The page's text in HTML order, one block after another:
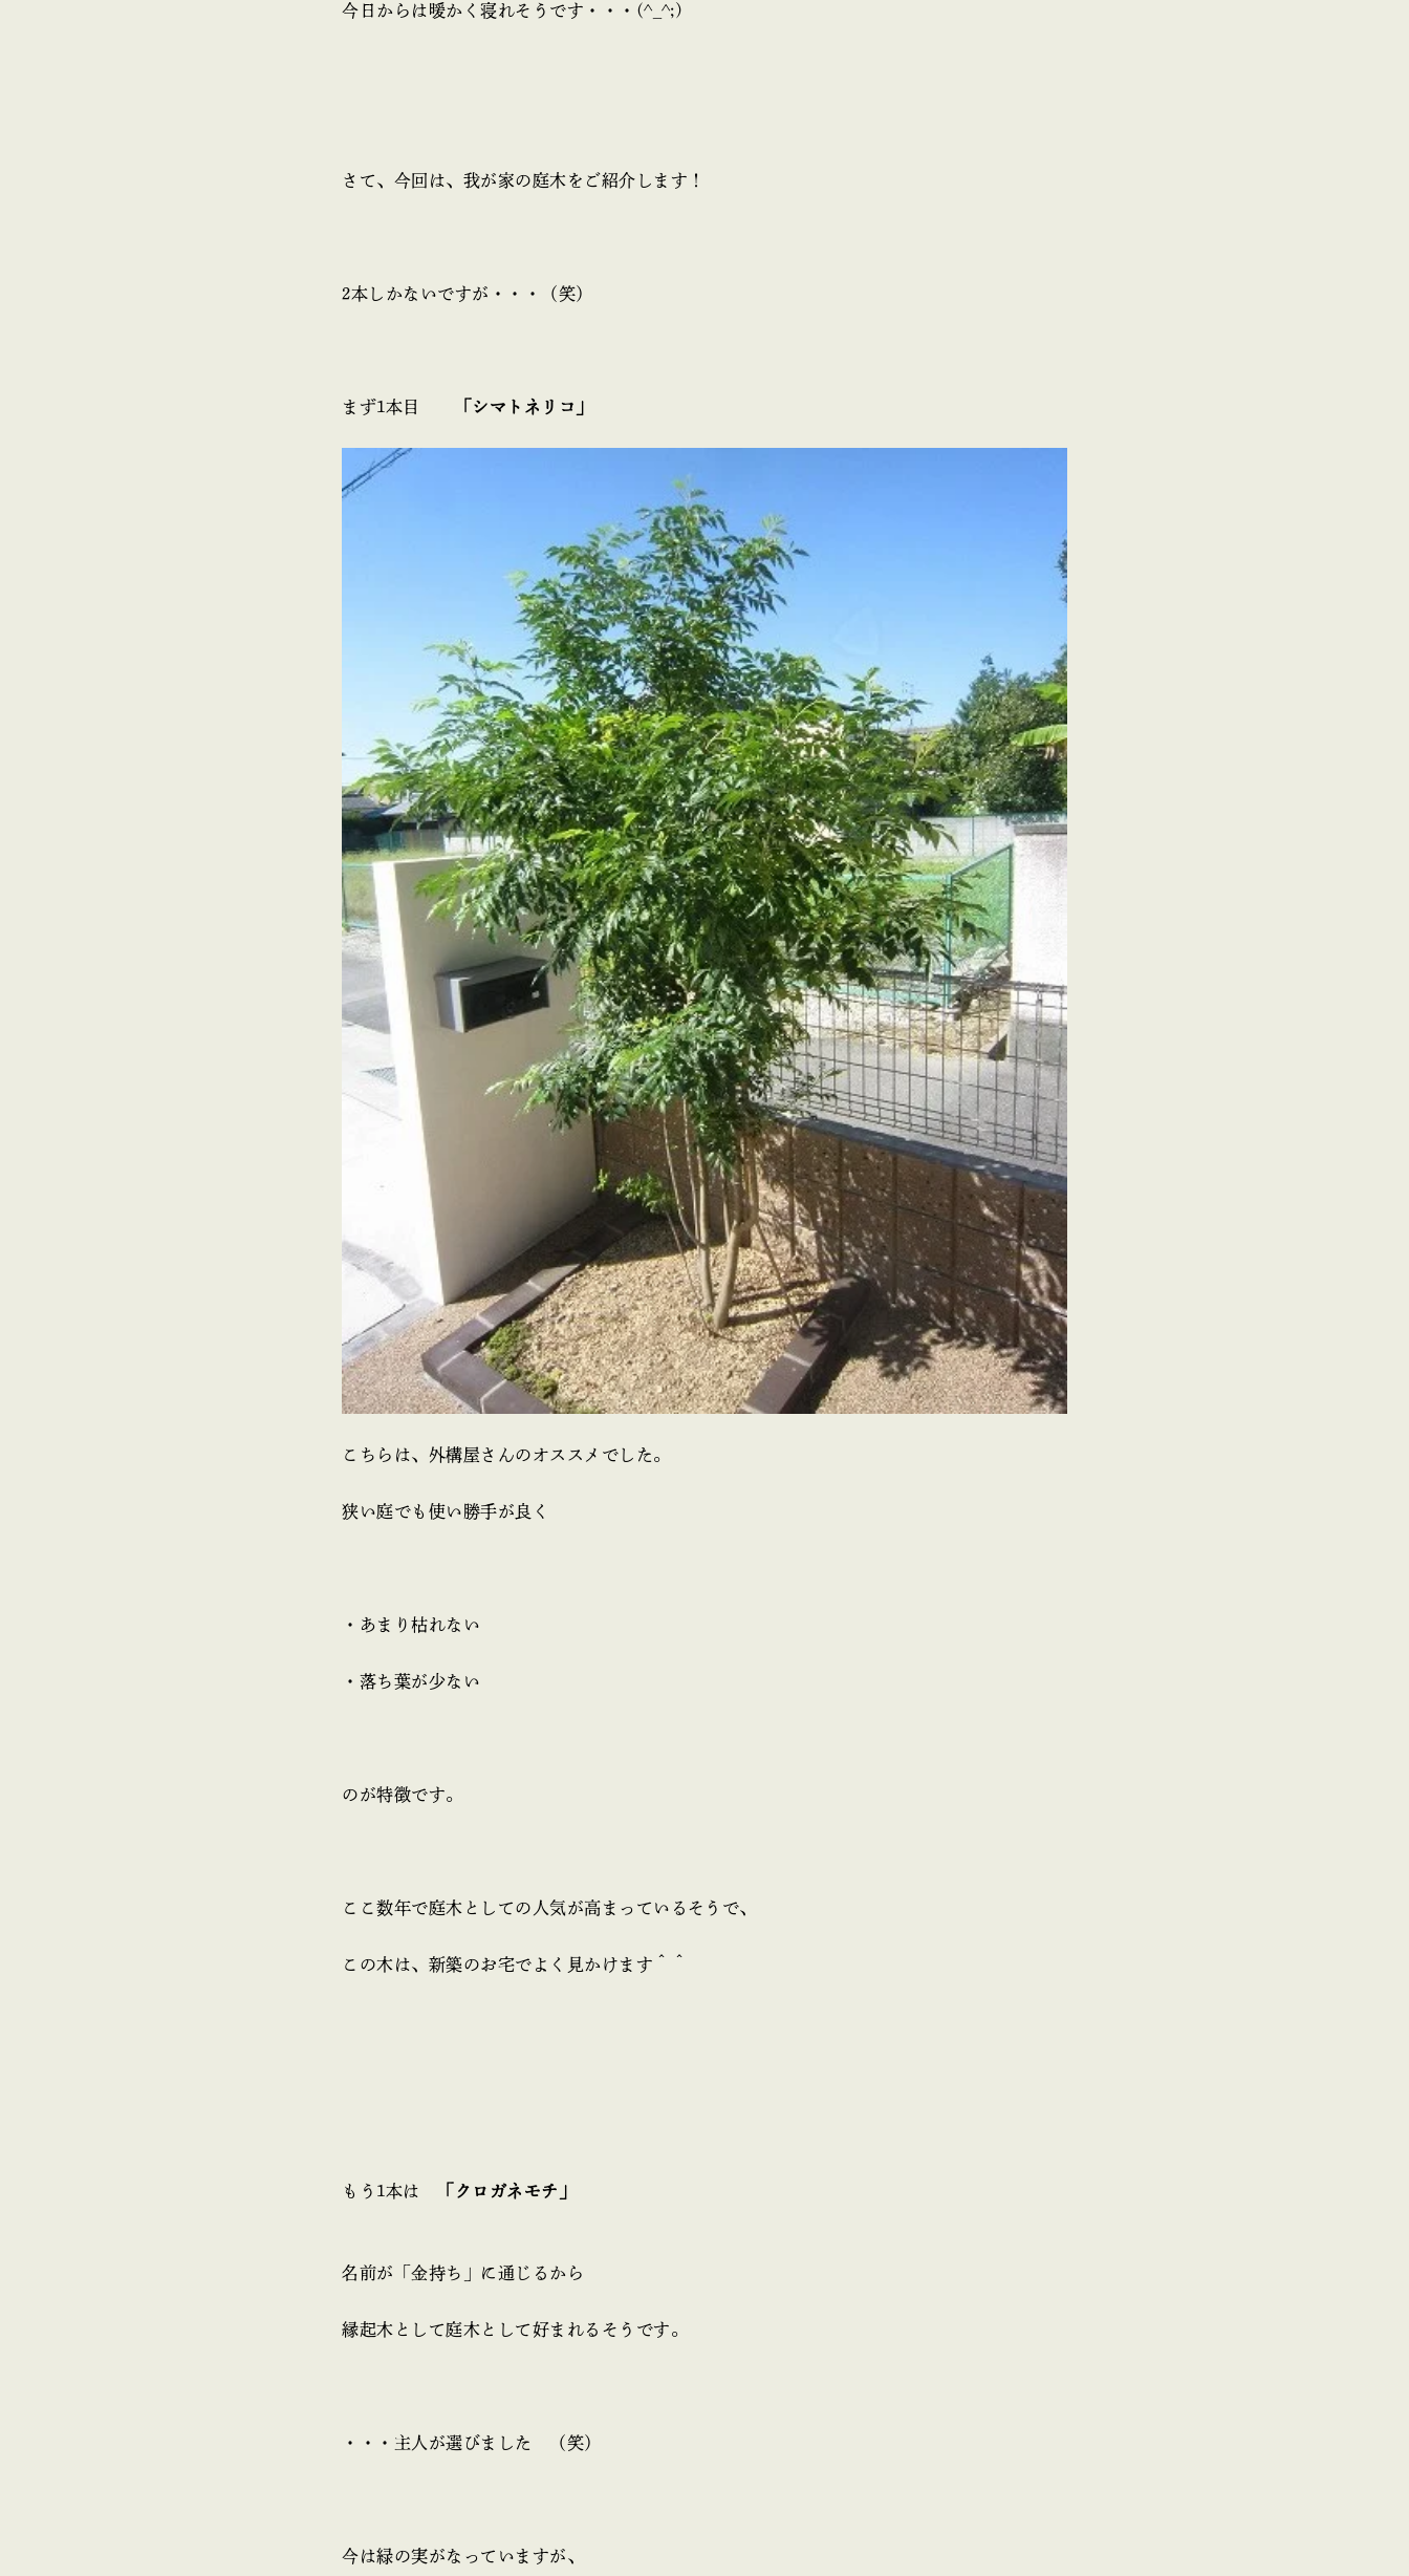
今日からは暖かく寝れそうです・・・(^_^;)
さて、今回は、我が家の庭木をご紹介します！
2本しかないですが・・・（笑）
まず1本目 「シマトネリコ」
こちらは、外構屋さんのオススメでした。
狭い庭でも使い勝手が良く
・あまり枯れない
・落ち葉が少ない
のが特徴です。
ここ数年で庭木としての人気が高まっているそうで、
この木は、新築のお宅でよく見かけます＾＾
もう1本は 「クロガネモチ」
名前が「金持ち」に通じるから
縁起木として庭木として好まれるそうです。
・・・主人が選びました （笑）
今は緑の実がなっていますが、